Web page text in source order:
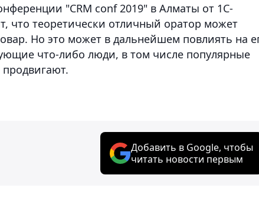
"CRM conf 2019" в Алматы от 1С-
что теоретически отличный оратор может
Но это может в дальнейшем повлиять на
что-либо люди, в том числе популярные
Добавить в Google, чтобы
читать новости первым